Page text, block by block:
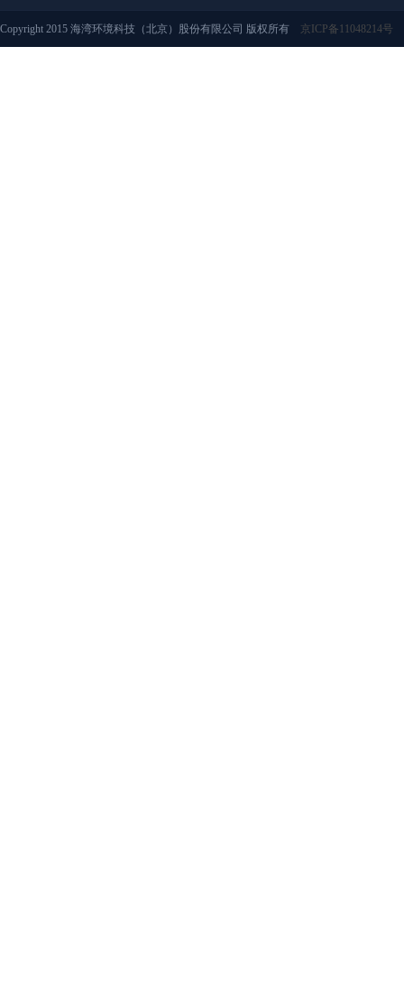
Copyright 2015 海湾环境科技（北京）股份有限公司 版权所有 京ICP备11048214号